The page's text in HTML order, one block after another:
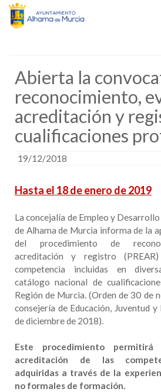
Abierta la
reconocimiento,
acreditación y
cualificaciones
19/12/2018
Hasta el 18 de enero de 2019
La concejalía de Empleo y
de Alhama de Murcia informa de la
del procedimiento de
acreditación y registro
competencia incluidas en
catálogo nacional de
Región de Murcia. (Orden de 30 de
consejería de Educación, Juventud
de diciembre de 2018).
Este procedimiento
acreditación de las
adquiridas a través de la
no formales de formación.